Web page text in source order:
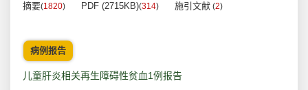
摘要(1820) PDF (2715KB)(314) 施引文献 (2)
病例报告
儿童肝炎相关再生障碍性贫血1例报告